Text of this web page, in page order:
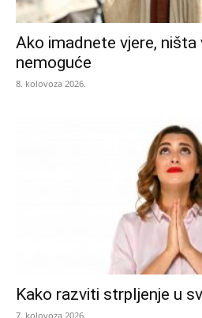
Ako imadnete vjere, ništa
nemoguće
8. kolovoza 2026.
Kako razviti strpljenje u
7. kolovoza 2026.